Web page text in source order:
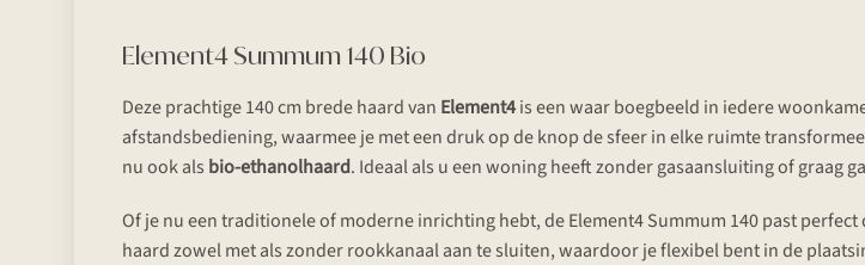
Element4 Summum 140 Bio
Deze prachtige 140 cm brede haard van Element4is een waar boegbeeld in iedere
afstandsbediening, waarmee je met een druk op de knop de sfeer in elke ruimte
nu ook als bio-ethanolhaard. Ideaal als u een woning heeft zonder gasaansluiting of graag
Of je nu een traditionele of moderne inrichting hebt, de Element4 Summum 140 past
haard zowel met als zonder rookkanaal aan te sluiten, waardoor je flexibel bent in de